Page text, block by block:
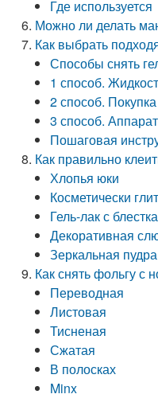
Где используется
Можно ли делать
Как выбрать
Способы снять
1 способ.
2 способ.
3 способ.
Пошаговая
Как правильно
Хлопья юки
Косметически
Гель-лак с
Декоративная
Зеркальная пудра
Как снять фольгу с
Переводная
Листовая
Тисненая
Сжатая
В полосках
Minx